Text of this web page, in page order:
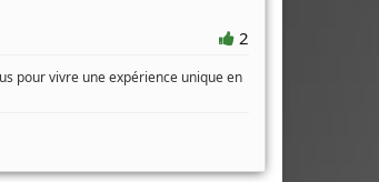
2
pour vivre une expérience unique en